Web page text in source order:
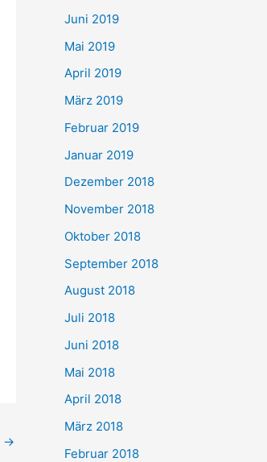
→
Juni 2019
Mai 2019
April 2019
März 2019
Februar 2019
Januar 2019
Dezember 2018
November 2018
Oktober 2018
September 2018
August 2018
Juli 2018
Juni 2018
Mai 2018
April 2018
März 2018
Februar 2018